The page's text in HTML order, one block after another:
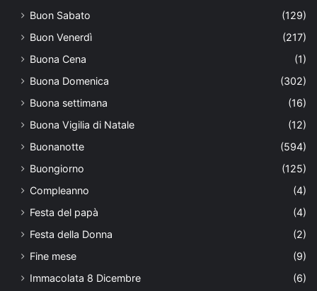
Buon Sabato
(129)
Buon Venerdì
(217)
Buona Cena
(1)
Buona Domenica
(302)
Buona settimana
(16)
Buona Vigilia di Natale
(12)
Buonanotte
(594)
Buongiorno
(125)
Compleanno
(4)
Festa del papà
(4)
Festa della Donna
(2)
Fine mese
(9)
Immacolata 8 Dicembre
(6)